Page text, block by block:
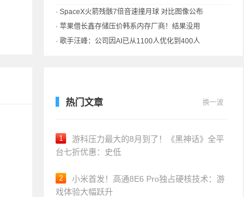
· SpaceX火箭残骸7倍音速撞月球 对比图像公布
· 苹果借长鑫存储压价韩系内存厂商！结果没用
· 歌手汪峰：公司因AI已从1100人优化到400人
热门文章 换一波
1
游科压力最大的8月到了！《黑神话》全平
台七折优惠：史低
2
小米首发！高通8E6 Pro独占硬核技术：游
戏体验大幅跃升